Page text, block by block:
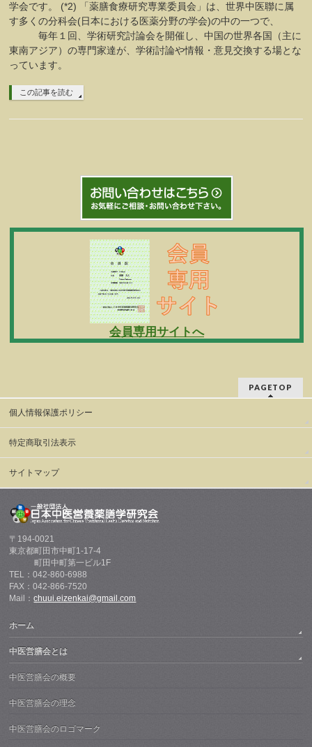
学会です。 (*2) 「薬膳食療研究専業委員会」は、世界中医聯に属
す多くの分科会(日本における医薬分野の学会)の中の一つで、
毎年１回、学術研究討論会を開催し、中国の世界各国（主に
東南アジア）の専門家達が、学術討論や情報・意見交換する場とな
っています。
この記事を読む
会員専用サイトへ
PAGETOP
個人情報保護ポリシー
特定商取引法表示
サイトマップ
〒194-0021
東京都町田市中町1-17-4
町田中町第一ビル1F
TEL：042-860-6988
FAX：042-866-7520
Mail：chuui.eizenkai@gmail.com
ホーム
中医営膳会とは
中医営膳会の概要
中医営膳会の理念
中医営膳会のロゴマーク